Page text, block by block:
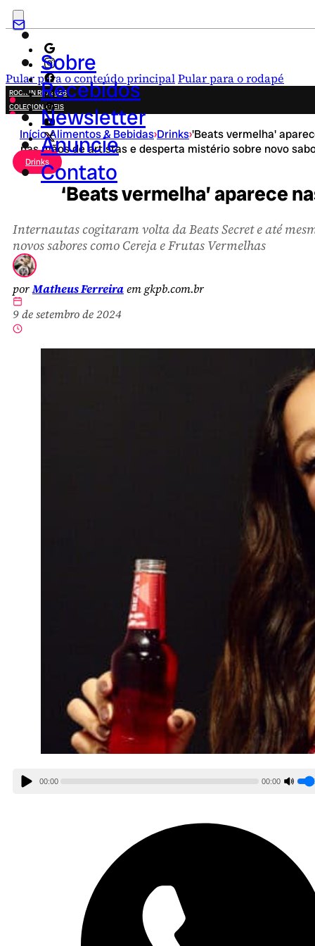
Pular para o conteúdo principalPular para o rodapé
Sobre
Recebidos
Newsletter
Anuncie
Contato
ROCK IN RIO 2026
COLECIONÁVEIS
FESTA JUNINA
NOVIDADES
CAMPANHAS CRIATIVAS
Início›Alimentos & Bebidas›Drinks›'Beats vermelha'
nas mãos de artistas e desperta mistério sobre novo
Drinks
‘Beats vermelha’ aparece
Internautas cogitaram volta da Beats Secret e até
novos sabores como Cereja e Frutas Vermelhas
porMatheus Ferreiraem gkpb.com.br
9 de setembro de 2024
00:00 00:00